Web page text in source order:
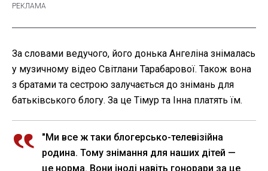
За словами ведучого, його донька Ангеліна знімалась
у музичному відео Світлани Тарабарової. Також вона
з братами та сестрою залучається до знімань для
батьківського блогу. За це Тімур та Інна платять їм.
"Ми все ж таки блогерсько-телевізійна
родина. Тому знімання для наших дітей —
це норма. Вони іноді навіть гонорари за це